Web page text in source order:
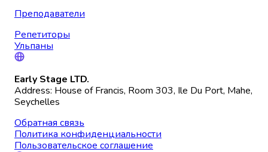
Преподаватели
Репетиторы
Ульпаны
Early Stage LTD.
Address: House of Francis, Room 303, Ile Du Port, Mahe,
Seychelles
Обратная связь
Политика конфиденциальности
Пользовательское соглашение